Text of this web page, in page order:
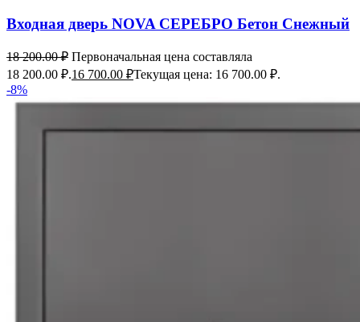
Входная дверь NOVA СЕРЕБРО Бетон Снежный
18 200.00₽ Первоначальная цена составляла
18 200.00 ₽.16 700.00 ₽Текущая цена: 16 700.00 ₽.
-8%